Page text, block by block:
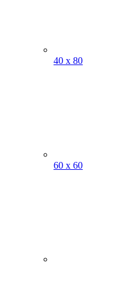
40 x 80
60 x 60